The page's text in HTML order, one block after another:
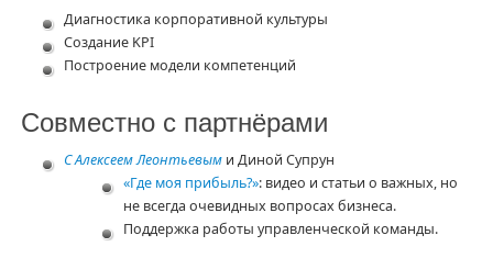
Диагностика корпоративной культуры
Создание KPI
Построение модели компетенций
Совместно с партнёрами
С Алексеем Леонтьевыми Диной Супрун
«Где моя прибыль?»: видео и статьи о важных, но
не всегда очевидных вопросах бизнеса.
Поддержка работы управленческой команды.